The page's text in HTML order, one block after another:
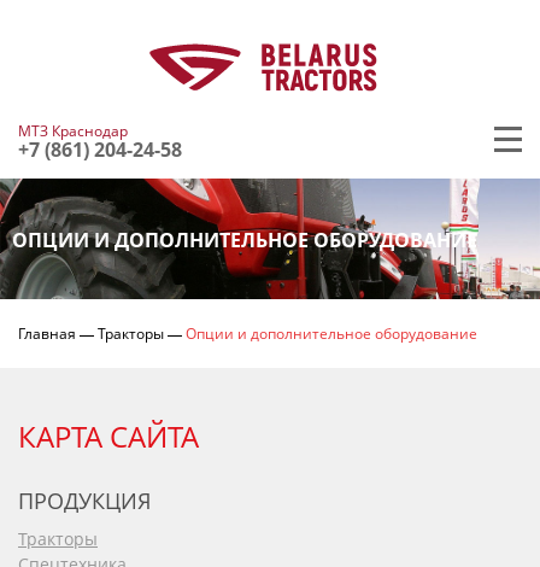
МТЗ Краснодар
+7 (861) 204-24-58
ОПЦИИ И ДОПОЛНИТЕЛЬНОЕ ОБОРУДОВАНИЕ
Главная Тракторы Опции и дополнительное оборудование
КАРТА САЙТА
ПРОДУКЦИЯ
Тракторы